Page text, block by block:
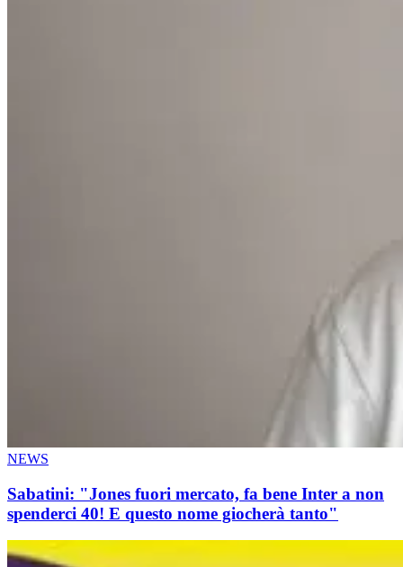
NEWS
Sabatini: "Jones fuori mercato, fa bene Inter a non
spenderci 40! E questo nome giocherà tanto"